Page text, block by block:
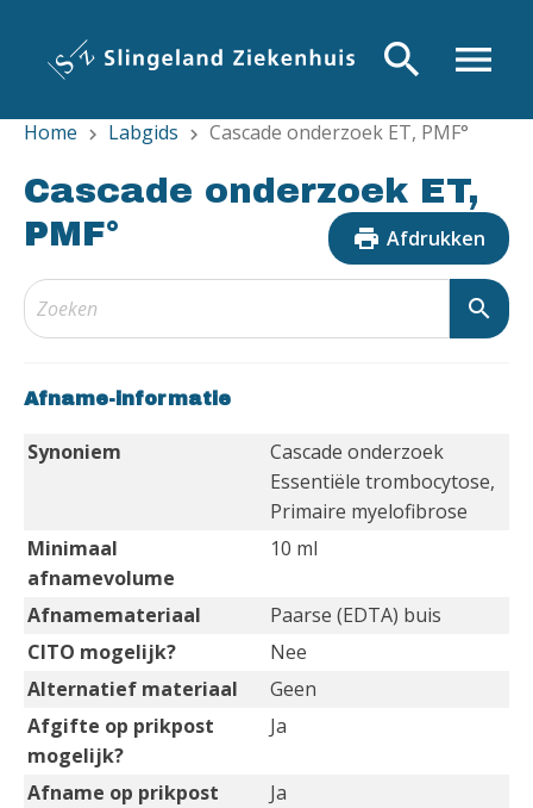
inhoud
menu
search
Home chevron_right Labgids chevron_right Cascade onderzoek ET, PMF°
Cascade onderzoek ET,
PMF°
print Afdrukken
search
Afname-informatie
Synoniem
Cascade onderzoek
Essentiële trombocytose,
Primaire myelofibrose
Minimaal
afnamevolume
10 ml
Afnamemateriaal
Paarse (EDTA) buis
CITO mogelijk?
Nee
Alternatief materiaal
Geen
Afgifte op prikpost
mogelijk?
Ja
Afname op prikpost
Ja